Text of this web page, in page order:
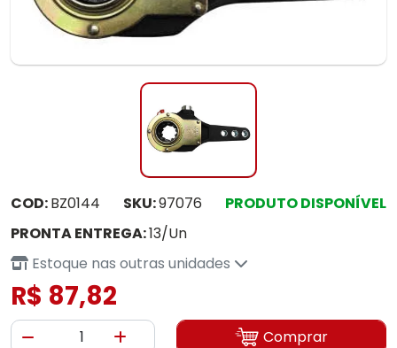
COD:BZ0144 SKU:97076
PRODUTO DISPONÍVEL
PRONTA ENTREGA:13/Un
Estoque nas outras unidades
R$ 87,82
Comprar